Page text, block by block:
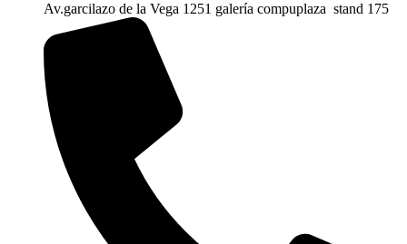
Av.garcilazo de la Vega 1251 galería compuplaza stand 175